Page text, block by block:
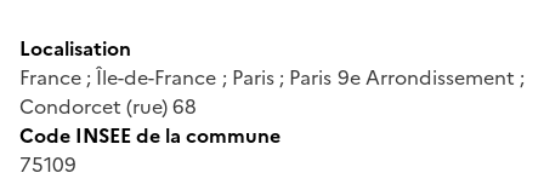
Localisation
France ; Île-de-France ; Paris ; Paris 9e Arrondissement ;
Condorcet (rue) 68
Code INSEE de la commune
75109